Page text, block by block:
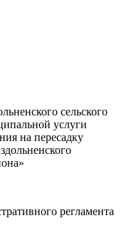
сельского
услуги
на пересадку
регламента